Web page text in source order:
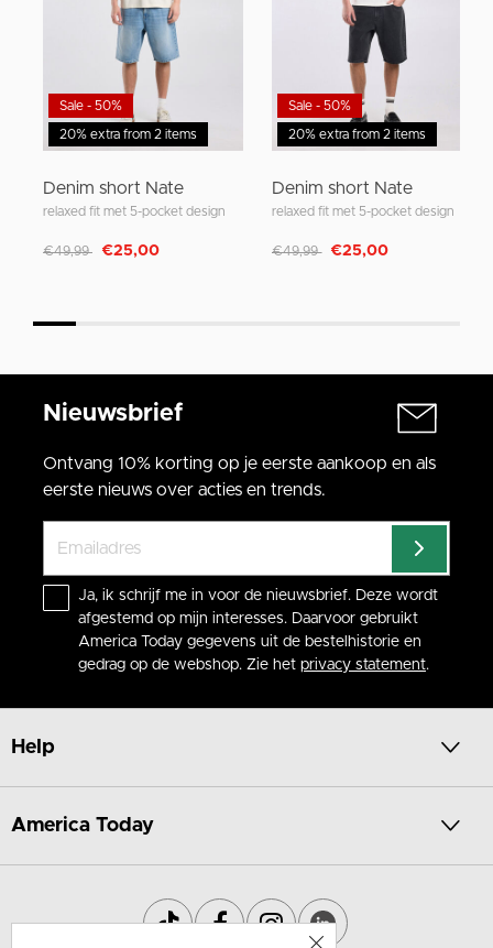
20% extra from 2 items
Sale - 50%
Denim short Nate
relaxed fit met 5-pocket design
Afgeprijsd van
€49,99 naar
€25,00
20% extra from 2 items
Sale - 50%
Denim short Nate
relaxed fit met 5-pocket design
Afgeprijsd van
€49,99 naar
€25,00
Nieuwsbrief
Ontvang 10% korting op je eerste aankoop en als
eerste nieuws over acties en trends.
Ja, ik schrijf me in voor de nieuwsbrief. Deze wordt
afgestemd op mijn interesses. Daarvoor gebruikt
America Today gegevens uit de bestelhistorie en
gedrag op de webshop. Zie het privacy statement.
Help
America Today